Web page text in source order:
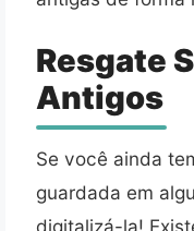
Resgate
Antigos
Se você ainda
guardada em
digitalizá-la!